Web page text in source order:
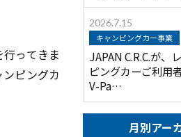
ってきま
ピングカ
2026.7.15
キャンピングカー事業
JAPAN C.R.C.が、
ピングカーご利用
V-Pa…
月別アー